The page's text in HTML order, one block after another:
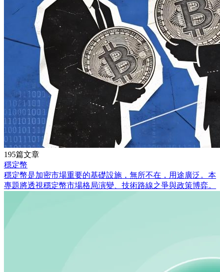
195篇文章
穩定幣
穩定幣是加密市場重要的基礎設施，無所不在，用途廣泛。本
專題將透視穩定幣市場格局演變、技術路線之爭與政策博弈。